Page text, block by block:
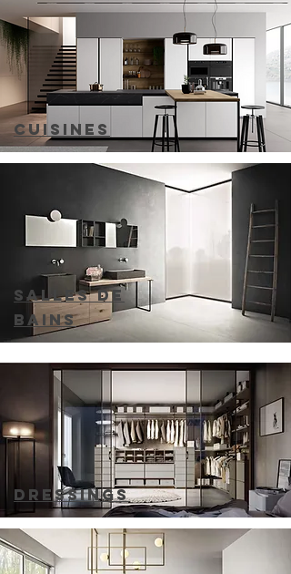
CUISINEs
SALLEs DE
BAINs
DRESSINGs